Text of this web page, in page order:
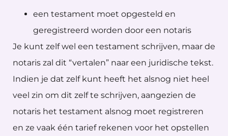
een testament moet opgesteld en
geregistreerd worden door een notaris
Je kunt zelf wel een testament schrijven, maar de
notaris zal dit “vertalen” naar een juridische tekst.
Indien je dat zelf kunt heeft het alsnog niet heel
veel zin om dit zelf te schrijven, aangezien de
notaris het testament alsnog moet registreren
en ze vaak één tarief rekenen voor het opstellen